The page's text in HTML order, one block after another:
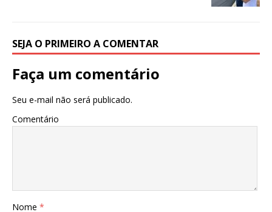
SEJA O PRIMEIRO A COMENTAR
Faça um comentário
Seu e-mail não será publicado.
Comentário
Nome *